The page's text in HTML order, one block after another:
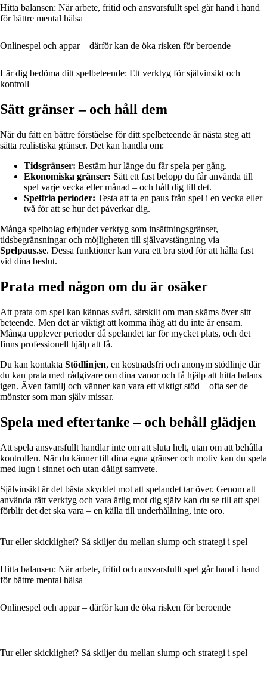
Hitta balansen: När arbete, fritid och ansvarsfullt spel går hand i hand
för bättre mental hälsa
Onlinespel och appar – därför kan de öka risken för beroende
Lär dig bedöma ditt spelbeteende: Ett verktyg för självinsikt och
kontroll
Sätt gränser – och håll dem
När du fått en bättre förståelse för ditt spelbeteende är nästa steg att
sätta realistiska gränser. Det kan handla om:
Tidsgränser: Bestäm hur länge du får spela per gång.
Ekonomiska gränser: Sätt ett fast belopp du får använda till
spel varje vecka eller månad – och håll dig till det.
Spelfria perioder: Testa att ta en paus från spel i en vecka eller
två för att se hur det påverkar dig.
Många spelbolag erbjuder verktyg som insättningsgränser,
tidsbegränsningar och möjligheten till självavstängning via
Spelpaus.se. Dessa funktioner kan vara ett bra stöd för att hålla fast
vid dina beslut.
Prata med någon om du är osäker
Att prata om spel kan kännas svårt, särskilt om man skäms över sitt
beteende. Men det är viktigt att komma ihåg att du inte är ensam.
Många upplever perioder då spelandet tar för mycket plats, och det
finns professionell hjälp att få.
Du kan kontakta Stödlinjen, en kostnadsfri och anonym stödlinje där
du kan prata med rådgivare om dina vanor och få hjälp att hitta balans
igen. Även familj och vänner kan vara ett viktigt stöd – ofta ser de
mönster som man själv missar.
Spela med eftertanke – och behåll glädjen
Att spela ansvarsfullt handlar inte om att sluta helt, utan om att behålla
kontrollen. När du känner till dina egna gränser och motiv kan du spela
med lugn i sinnet och utan dåligt samvete.
Självinsikt är det bästa skyddet mot att spelandet tar över. Genom att
använda rätt verktyg och vara ärlig mot dig själv kan du se till att spel
förblir det det ska vara – en källa till underhållning, inte oro.
Tur eller skicklighet? Så skiljer du mellan slump och strategi i spel
Hitta balansen: När arbete, fritid och ansvarsfullt spel går hand i hand
för bättre mental hälsa
Onlinespel och appar – därför kan de öka risken för beroende
Tur eller skicklighet? Så skiljer du mellan slump och strategi i spel